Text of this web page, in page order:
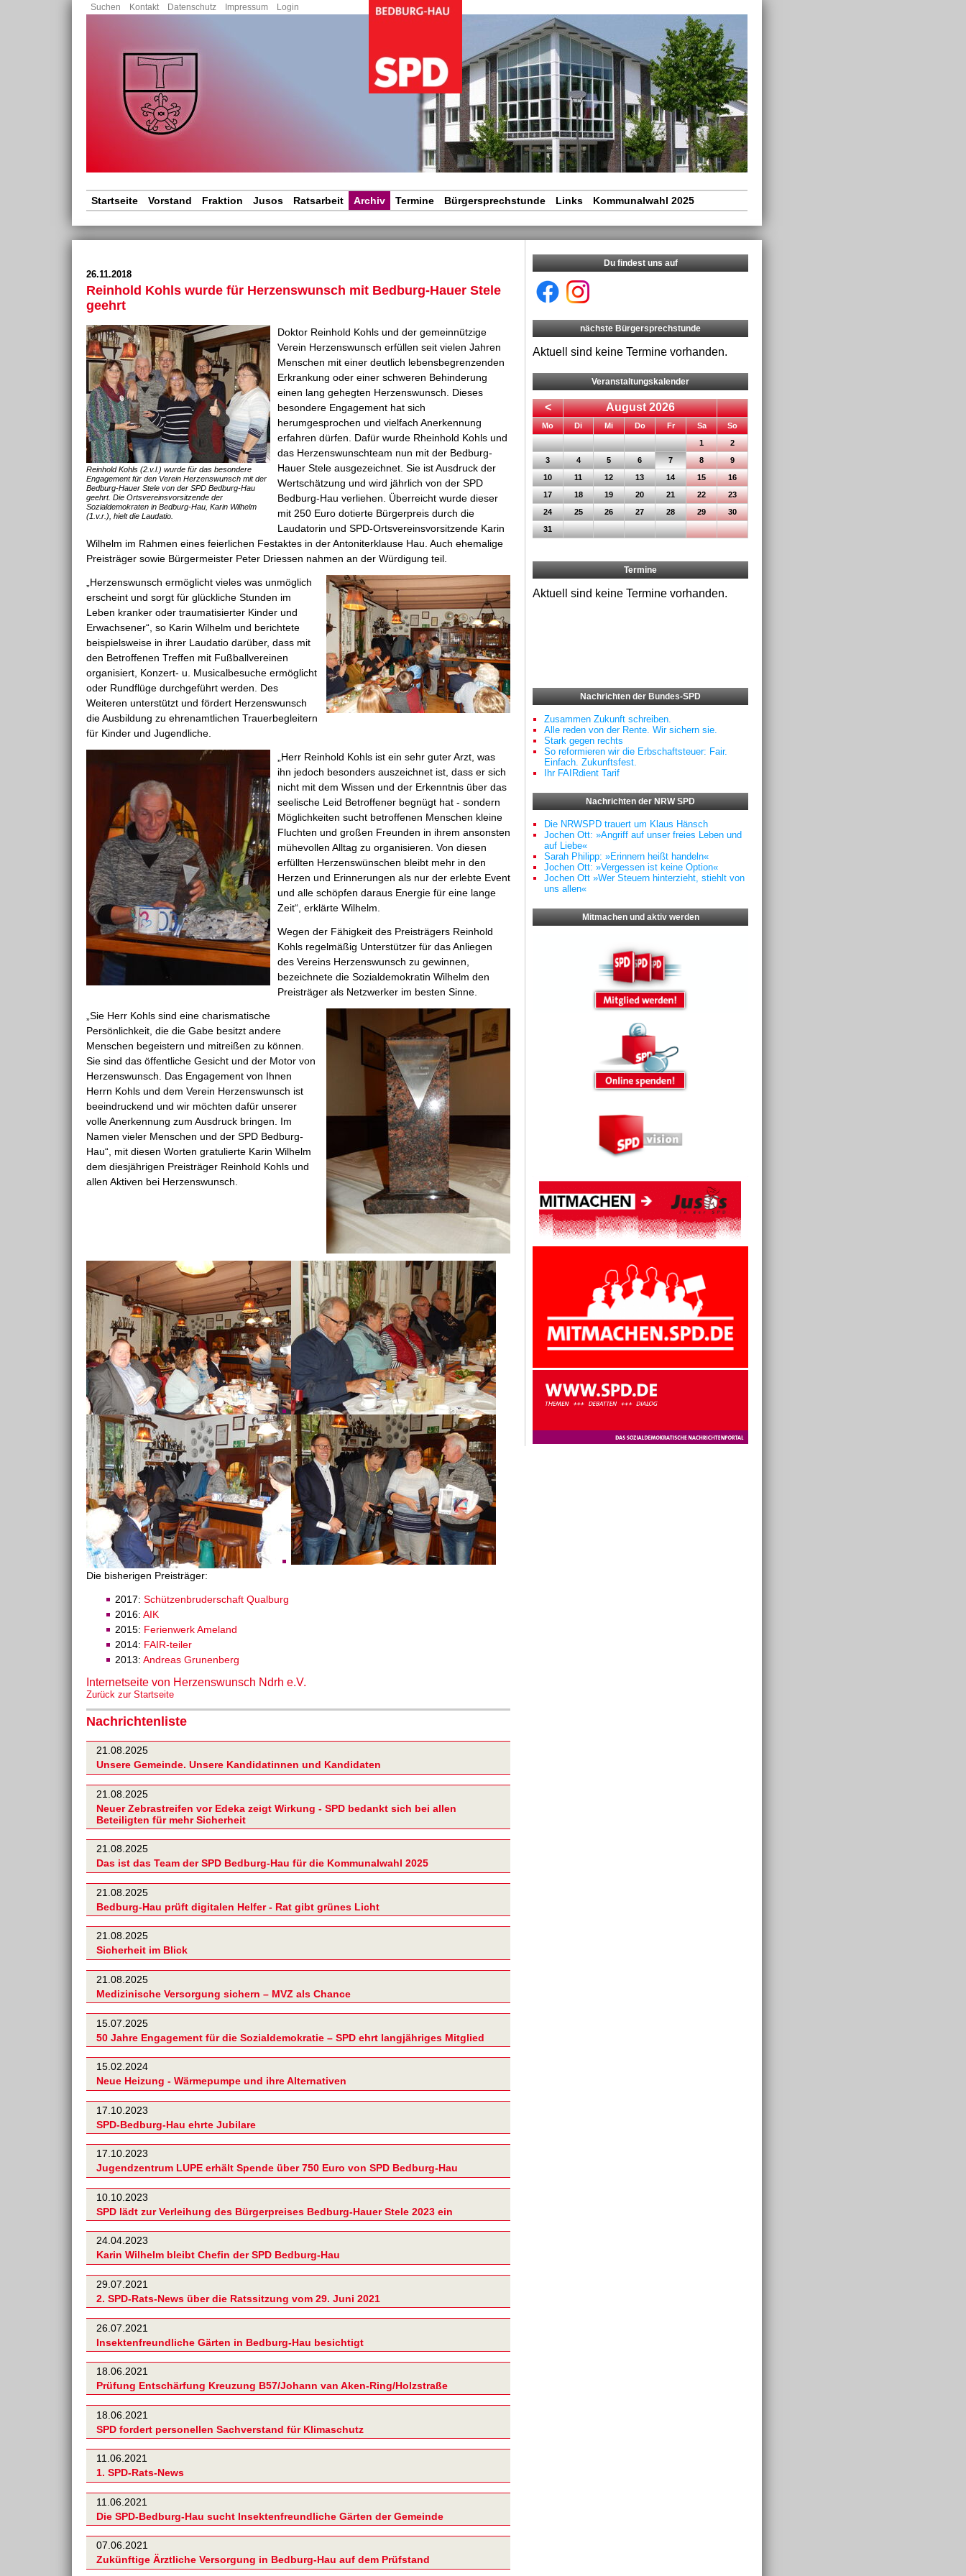
überspringen
Suchen Kontakt Datenschutz Impressum Login
Navigation
Startseite Vorstand Fraktion Jusos Ratsarbeit Archiv Termine Bürgersprechstunde Links Kommunalwahl 2025
26.11.2018
Reinhold Kohls wurde für Herzenswunsch mit Bedburg-Hauer Stele
geehrt
Reinhold Kohls (2.v.l.) wurde für das besondere
Engagement für den Verein Herzenswunsch mit der
Bedburg-Hauer Stele von der SPD Bedburg-Hau
geehrt. Die Ortsvereinsvorsitzende der
Sozialdemokraten in Bedburg-Hau, Karin Wilhelm
(1.v.r.), hielt die Laudatio.
Doktor Reinhold Kohls und der gemeinnützige
Verein Herzenswunsch erfüllen seit vielen Jahren
Menschen mit einer deutlich lebensbegrenzenden
Erkrankung oder einer schweren Behinderung
einen lang gehegten Herzenswunsch. Dieses
besondere Engagement hat sich
herumgesprochen und vielfach Anerkennung
erfahren dürfen. Dafür wurde Rheinhold Kohls und
das Herzenswunschteam nun mit der Bedburg-
Hauer Stele ausgezeichnet. Sie ist Ausdruck der
Wertschätzung und wird jährlich von der SPD
Bedburg-Hau verliehen. Überreicht wurde dieser
mit 250 Euro dotierte Bürgerpreis durch die
Laudatorin und SPD-Ortsvereinsvorsitzende Karin
Wilhelm im Rahmen eines feierlichen Festaktes in der Antoniterklause Hau. Auch ehemalige
Preisträger sowie Bürgermeister Peter Driessen nahmen an der Würdigung teil.
„Herzenswunsch ermöglicht vieles was unmöglich
erscheint und sorgt für glückliche Stunden im
Leben kranker oder traumatisierter Kinder und
Erwachsener“, so Karin Wilhelm und berichtete
beispielsweise in ihrer Laudatio darüber, dass mit
den Betroffenen Treffen mit Fußballvereinen
organisiert, Konzert- u. Musicalbesuche ermöglicht
oder Rundflüge durchgeführt werden. Des
Weiteren unterstützt und fördert Herzenswunsch
die Ausbildung zu ehrenamtlichen Trauerbegleitern
für Kinder und Jugendliche.
„Herr Reinhold Kohls ist ein sehr guter Arzt, was
ihn jedoch besonders auszeichnet ist, dass er sich
nicht mit dem Wissen und der Erkenntnis über das
seelische Leid Betroffener begnügt hat - sondern
Möglichkeiten sucht betroffenen Menschen kleine
Fluchten und großen Freunden in ihrem ansonsten
mühevollen Alltag zu organisieren. Von diesen
erfüllten Herzenswünschen bleibt mehr in den
Herzen und Erinnerungen als nur der erlebte Event
und alle schöpfen daraus Energie für eine lange
Zeit“, erklärte Wilhelm.
Wegen der Fähigkeit des Preisträgers Reinhold
Kohls regelmäßig Unterstützer für das Anliegen
des Vereins Herzenswunsch zu gewinnen,
bezeichnete die Sozialdemokratin Wilhelm den
Preisträger als Netzwerker im besten Sinne.
„Sie Herr Kohls sind eine charismatische
Persönlichkeit, die die Gabe besitzt andere
Menschen begeistern und mitreißen zu können.
Sie sind das öffentliche Gesicht und der Motor von
Herzenswunsch. Das Engagement von Ihnen
Herrn Kohls und dem Verein Herzenswunsch ist
beeindruckend und wir möchten dafür unserer
volle Anerkennung zum Ausdruck bringen. Im
Namen vieler Menschen und der SPD Bedburg-
Hau“, mit diesen Worten gratulierte Karin Wilhelm
dem diesjährigen Preisträger Reinhold Kohls und
allen Aktiven bei Herzenswunsch.
Die bisherigen Preisträger:
2017: Schützenbruderschaft Qualburg
2016: AIK
2015: Ferienwerk Ameland
2014: FAIR-teiler
2013: Andreas Grunenberg
Internetseite von Herzenswunsch Ndrh e.V.
Zurück zur Startseite
Nachrichtenliste
21.08.2025
Unsere Gemeinde. Unsere Kandidatinnen und Kandidaten
21.08.2025
Neuer Zebrastreifen vor Edeka zeigt Wirkung - SPD bedankt sich bei allen
Beteiligten für mehr Sicherheit
21.08.2025
Das ist das Team der SPD Bedburg-Hau für die Kommunalwahl 2025
21.08.2025
Bedburg-Hau prüft digitalen Helfer - Rat gibt grünes Licht
21.08.2025
Sicherheit im Blick
21.08.2025
Medizinische Versorgung sichern – MVZ als Chance
15.07.2025
50 Jahre Engagement für die Sozialdemokratie – SPD ehrt langjähriges Mitglied
15.02.2024
Neue Heizung - Wärmepumpe und ihre Alternativen
17.10.2023
SPD-Bedburg-Hau ehrte Jubilare
17.10.2023
Jugendzentrum LUPE erhält Spende über 750 Euro von SPD Bedburg-Hau
10.10.2023
SPD lädt zur Verleihung des Bürgerpreises Bedburg-Hauer Stele 2023 ein
24.04.2023
Karin Wilhelm bleibt Chefin der SPD Bedburg-Hau
29.07.2021
2. SPD-Rats-News über die Ratssitzung vom 29. Juni 2021
26.07.2021
Insektenfreundliche Gärten in Bedburg-Hau besichtigt
18.06.2021
Prüfung Entschärfung Kreuzung B57/Johann van Aken-Ring/Holzstraße
18.06.2021
SPD fordert personellen Sachverstand für Klimaschutz
11.06.2021
1. SPD-Rats-News
11.06.2021
Die SPD-Bedburg-Hau sucht Insektenfreundliche Gärten der Gemeinde
07.06.2021
Zukünftige Ärztliche Versorgung in Bedburg-Hau auf dem Prüfstand
Du findest uns auf
nächste Bürgersprechstunde
Aktuell sind keine Termine vorhanden.
Veranstaltungskalender
< August 2026
Montag DienstagMittwochDonnerstag
Freitag SamstagSonntag
1
2
3
4 5 6 7 8
9
10
11 12 13 14 15
16
17
18 19 20 21 22
23
24
25 26 27 28 29
30
31
Termine
Aktuell sind keine Termine vorhanden.
Nachrichten der Bundes-SPD
Zusammen Zukunft schreiben.
Alle reden von der Rente. Wir sichern sie.
Stark gegen rechts
So reformieren wir die Erbschaftsteuer: Fair.
Einfach. Zukunftsfest.
Ihr FAIRdient Tarif
Nachrichten der NRW SPD
Die NRWSPD trauert um Klaus Hänsch
Jochen Ott: »Angriff auf unser freies Leben und
auf Liebe«
Sarah Philipp: »Erinnern heißt handeln«
Jochen Ott: »Vergessen ist keine Option«
Jochen Ott »Wer Steuern hinterzieht, stiehlt von
uns allen«
Mitmachen und aktiv werden